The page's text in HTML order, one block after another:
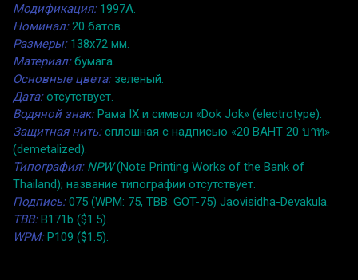
Модификация:1997A.
Номинал:20 батов.
Размеры:138x72 мм.
Материал:бумага.
Основные цвета:зеленый.
Дата:отсутствует.
Водяной знак:Рама IX и символ «Dok Jok» (electrotype).
Защитная нить:сплошная с надписью «20 BAHT 20 บาท»
(demetalized).
Типография: NPW(Note Printing Works of the Bank of
Thailand); название типографии отсутствует.
Подпись:075 (WPM: 75, TBB: GOT-75) Jaovisidha-Devakula.
TBB:B171b ($1.5).
WPM:P109 ($1.5).